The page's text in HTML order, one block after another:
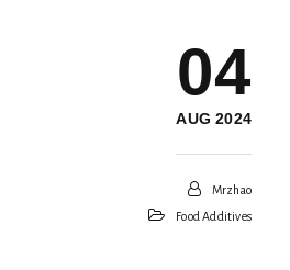
04
AUG 2024
Mrzhao
Food Additives